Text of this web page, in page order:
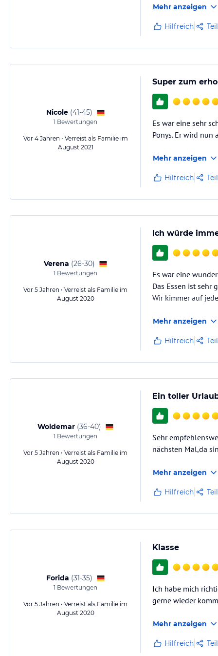
Mehr anzeigen
Hilfreich
Nicole (41-45)
1 Bewertungen
Vor 4 Jahren • Verreist als Familie im
August 2021
Super zum
Es war eine sehr
Ponys. Er wird nun
Mehr anzeigen
Hilfreich
Verena (26-30)
1 Bewertungen
Vor 5 Jahren • Verreist als Familie im
August 2020
Ich würde
Es war eine
Das Essen ist sehr
Wir kimmer auf
Mehr anzeigen
Hilfreich
Woldemar (36-40)
1 Bewertungen
Vor 5 Jahren • Verreist als Familie im
August 2020
Ein toller
Sehr
nächsten Mal,da
Mehr anzeigen
Hilfreich
Forida (31-35)
1 Bewertungen
Vor 5 Jahren • Verreist als Familie im
August 2020
Klasse
Ich habe mich
gerne wieder
Mehr anzeigen
Hilfreich